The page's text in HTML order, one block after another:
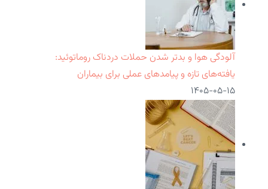
آلودگی هوا و بدتر شدن حملات دردناک روماتوئید:
یافته‌های تازه و پیامدهای عملی برای بیماران
۱۴۰۵-۰۵-۱۵